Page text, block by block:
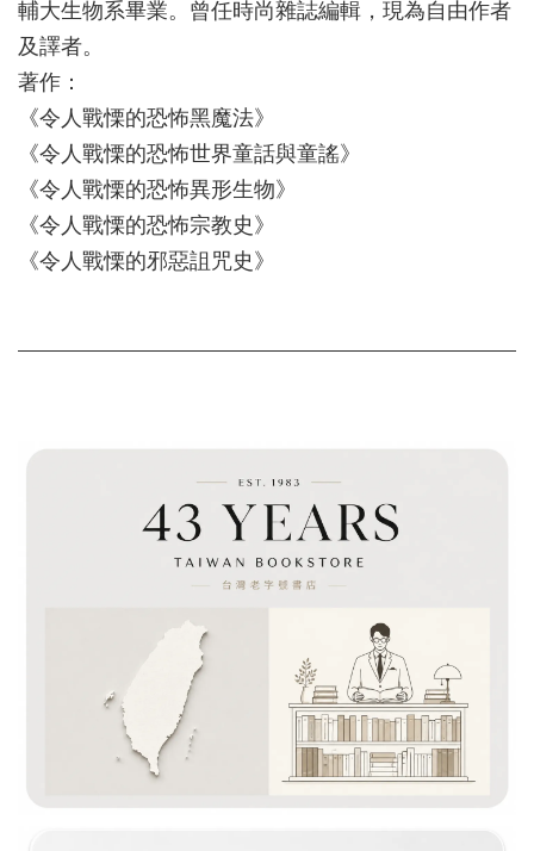
輔大生物系畢業。曾任時尚雜誌編輯，現為自由作者
及譯者。
著作：
《令人戰慄的恐怖黑魔法》
《令人戰慄的恐怖世界童話與童謠》
《令人戰慄的恐怖異形生物》
《令人戰慄的恐怖宗教史》
《令人戰慄的邪惡詛咒史》